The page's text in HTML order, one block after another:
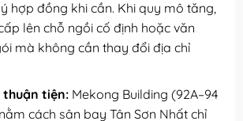
hợp đồng khi cần. Khi quy mô tăng,
lên chỗ ngồi cố định hoặc văn
mà không cần thay đổi địa chỉ
tiện:Mekong Building (92A–94
cách sân bay Tân Sơn Nhất chỉ